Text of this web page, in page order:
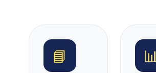
📘 📊